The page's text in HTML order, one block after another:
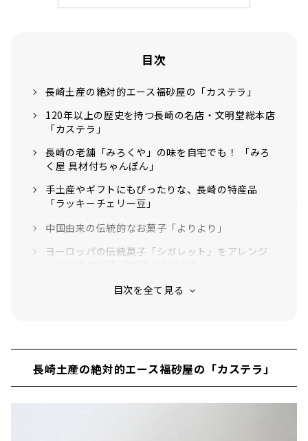
目次
長崎土産の絶対的エース福砂屋の「カステラ」
120年以上の歴史を持つ長崎の名店・文明堂総本店
「カステラ」
長崎の老舗「みろくや」の味を自宅でも！ 「みろ
く屋 具材付ちゃんぽん」
手土産やギフトにもぴったりな、長崎の特産品
「ラッキーチェリー豆」
中国由来の伝統的なお菓子「よりより」
ヨーロッパの伝統菓子「シガレット」をアレンジ
よりよりを一口サイズに！「ちより」
ォート 五島の安納芋」
レトロなイラストがかわいい！ 長崎銘菓「クル
ス」
長崎土産の絶対的エース福砂屋の「カステラ」